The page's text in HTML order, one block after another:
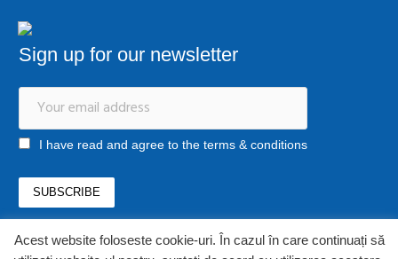
Sign up for our newsletter
I have read and agree to the terms & conditions
office@newstrategycenter.ro
Acest website foloseste cookie-uri. În cazul în care continuați să